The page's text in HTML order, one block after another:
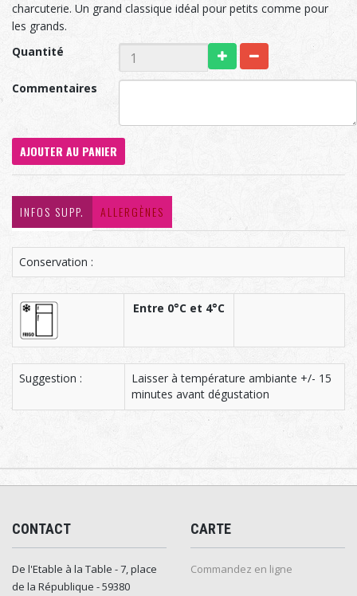
charcuterie. Un grand classique idéal pour petits comme pour
les grands.
Quantité
Commentaires
AJOUTER AU PANIER
INFOS SUPP. ALLERGÈNES
Conservation :
Entre 0°C et 4°C
Suggestion :
Laisser à température ambiante +/- 15
minutes avant dégustation
CONTACT
De l'Etable à la Table - 7, place
de la République - 59380
CARTE
Commandez en ligne